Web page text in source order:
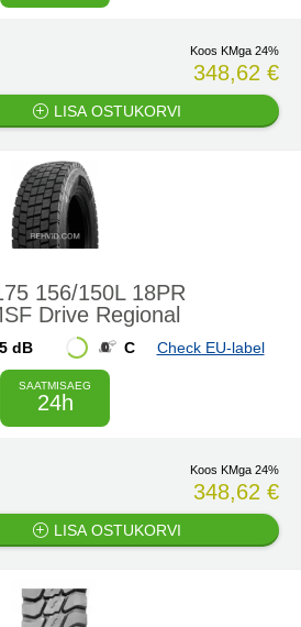
Koos KMga 24%
348,62 €
LISA OSTUKORVI
156/150L 18PR
Drive Regional
dB C Check EU-label
SAATMISAEG
24h
Koos KMga 24%
348,62 €
LISA OSTUKORVI